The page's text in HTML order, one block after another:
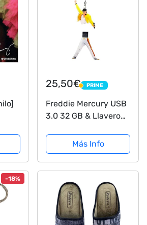
25,50€ PRIME
PRIME
Freddie Mercury USB
3.0 32 GB & Llavero
Queen Pendrive 3.0
Freddie Mercury
Gadget Idea Regalo
Flash Disk Pen Drive
Alta...
Más Info
-18%